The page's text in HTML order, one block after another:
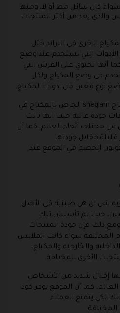
كان سائل مط أو لا، ومنها
والذي يعد من أكثر المنتجات
الاخرى في البراند مثل
الأدوات التي تستخدم عند وضع
أنها تحتوي على الفرش التي
في وضع المكياج ولكل
نوع معين من أدوات المكياج.
وتتميز كل منتجات خط الإنتاج sheglam الخاص بالمكياج في
جودة عالية حيث انها نالت
مختلف أنحاء العالم، كما أن
مقابل جودتها
الخصم في الموقع عند
شي ان هي صينية في الأصل،
حيث تم تأسيس تلك
ذلك فإن جودة المنتجات
المختلفة سواء كانت الملابس
والخارجيه والمكياج،
الأخرى المختلفة.
إقبال شديد من الأشخاص
كما أن الموقع يوفر كود
لكي يتمتع العملاء